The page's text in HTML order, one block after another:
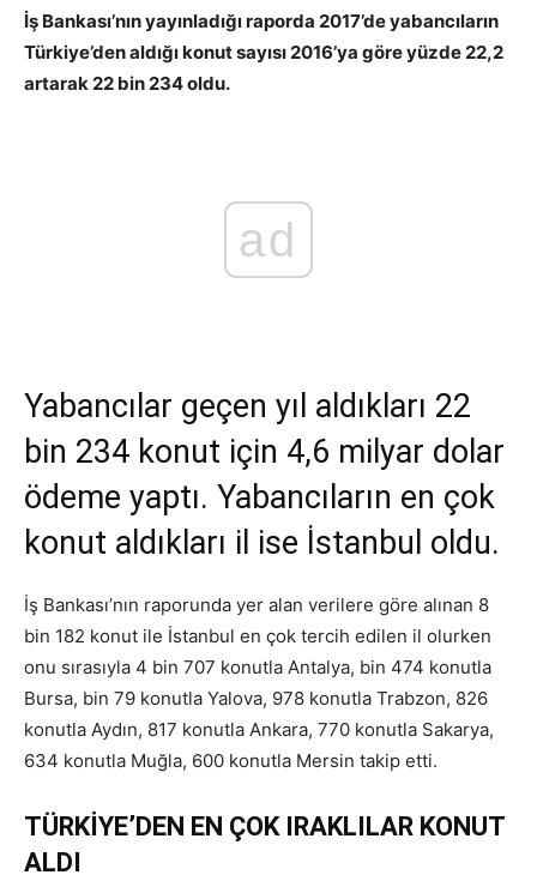
İş Bankası’nın yayınladığı raporda 2017’de yabancıların
Türkiye’den aldığı konut sayısı 2016’ya göre yüzde 22,2
artarak 22 bin 234 oldu.
ad
Yabancılar geçen yıl aldıkları 22
bin 234 konut için 4,6 milyar dolar
ödeme yaptı. Yabancıların en çok
konut aldıkları il ise İstanbul oldu.
İş Bankası’nın raporunda yer alan verilere göre alınan 8
bin 182 konut ile İstanbul en çok tercih edilen il olurken
onu sırasıyla 4 bin 707 konutla Antalya, bin 474 konutla
Bursa, bin 79 konutla Yalova, 978 konutla Trabzon, 826
konutla Aydın, 817 konutla Ankara, 770 konutla Sakarya,
634 konutla Muğla, 600 konutla Mersin takip etti.
TÜRKİYE’DEN EN ÇOK IRAKLILAR KONUT
ALDI